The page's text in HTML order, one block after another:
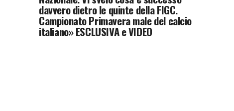
davvero dietro le quinte della FIGC.
Campionato Primavera male del calcio
italiano» ESCLUSIVA e VIDEO